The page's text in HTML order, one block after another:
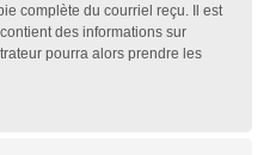
complète du courriel reçu. Il est
des informations sur
pourra alors prendre les